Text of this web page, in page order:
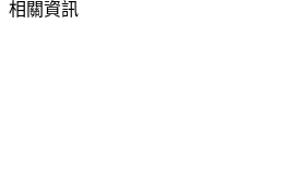
相關資訊